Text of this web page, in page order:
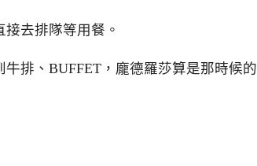
去排隊等用餐。
排、BUFFET，龐德羅莎算是那時候的